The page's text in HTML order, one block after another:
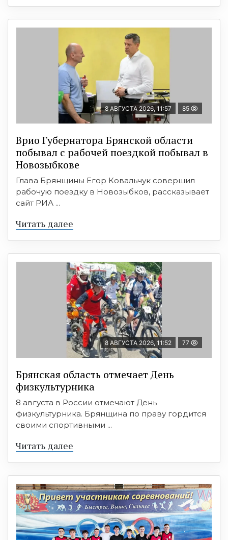
8 АВГУСТА 2026, 11:57 85
Врио Губернатора Брянской области
побывал с рабочей поездкой побывал в
Новозыбкове
Глава Брянщины Егор Ковальчук совершил
рабочую поездку в Новозыбков, рассказывает
сайт РИА ...
Читать далее
8 АВГУСТА 2026, 11:52 77
Брянская область отмечает День
физкультурника
8 августа в России отмечают День
физкультурника. Брянщина по праву гордится
своими спортивными ...
Читать далее